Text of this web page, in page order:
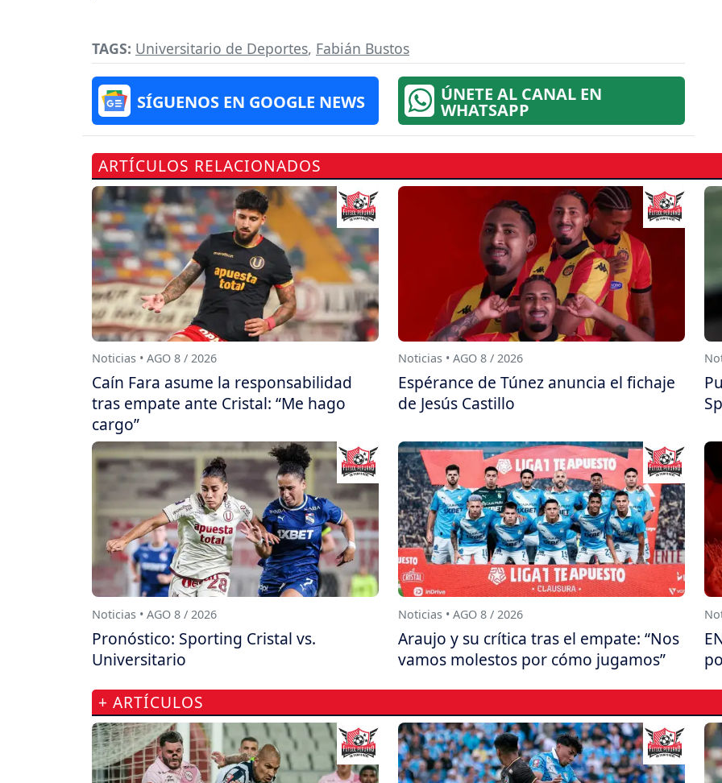
TAGS: Universitario de Deportes, Fabián Bustos
SÍGUENOS EN GOOGLE NEWS ÚNETE AL CANAL EN
WHATSAPP
ARTÍCULOS RELACIONADOS
Noticias • AGO 8 / 2026
Caín Fara asume la responsabilidad
tras empate ante Cristal: “Me hago
cargo”
Noticias • AGO 8 / 2026
Espérance de Túnez anuncia el fichaje
de Jesús Castillo
Noticias • AGO 8 / 2026
Pronóstico: Sporting Cristal vs.
Universitario
Noticias • AGO 8 / 2026
Araujo y su crítica tras el empate: “Nos
vamos molestos por cómo jugamos”
+ ARTÍCULOS